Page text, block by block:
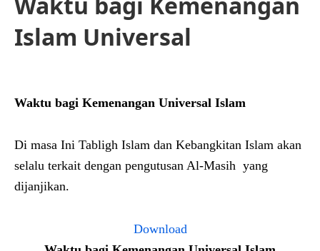
Islam Universal
Waktu bagi Kemenangan Universal Islam
Di masa Ini Tabligh Islam dan Kebangkitan Islam akan
selalu terkait dengan pengutusan Al-Masih yang
dijanjikan.
Download